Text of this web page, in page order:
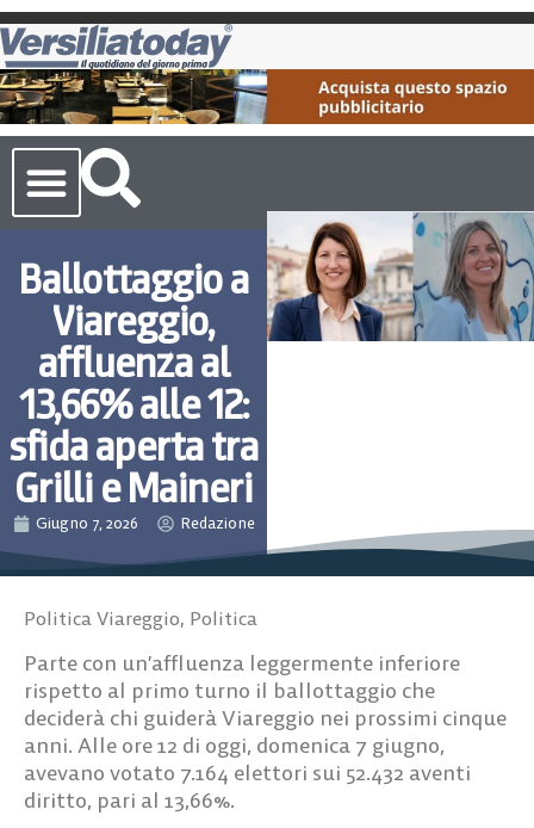
Ballottaggio a
Viareggio,
affluenza al
13,66% alle 12:
sfida aperta tra
Grilli e Maineri
Giugno 7, 2026 Redazione
Politica Viareggio, Politica
Parte con un’affluenza leggermente inferiore
rispetto al primo turno il ballottaggio che
deciderà chi guiderà Viareggio nei prossimi cinque
anni. Alle ore 12 di oggi, domenica 7 giugno,
avevano votato 7.164 elettori sui 52.432 aventi
diritto, pari al 13,66%.